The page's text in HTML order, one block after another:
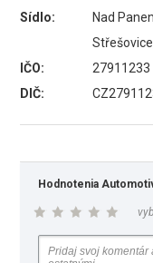
Sídlo:
Nad
IČO:
27911233
DIČ:
Hodnotenia